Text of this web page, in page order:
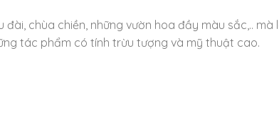
chùa chiền, những vườn hoa đầy màu sắc,.. mà
tác phẩm có tính trừu tượng và mỹ thuật cao.